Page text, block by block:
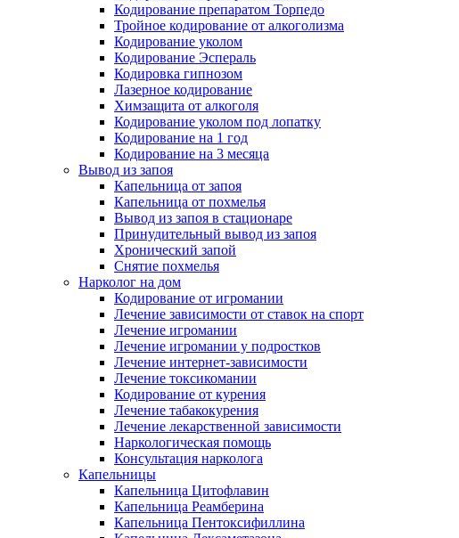
Кодирование препаратом Торпедо
Тройное кодирование от алкоголизма
Кодирование уколом
Кодирование Эспераль
Кодировка гипнозом
Лазерное кодирование
Химзащита от алкоголя
Кодирование уколом под лопатку
Кодирование на 1 год
Кодирование на 3 месяца
Вывод из запоя
Капельница от запоя
Капельница от похмелья
Вывод из запоя в стационаре
Принудительный вывод из запоя
Хронический запой
Снятие похмелья
Нарколог на дом
Кодирование от игромании
Лечение зависимости от ставок на спорт
Лечение игромании
Лечение игромании у подростков
Лечение интернет-зависимости
Лечение токсикомании
Кодирование от курения
Лечение табакокурения
Лечение лекарственной зависимости
Наркологическая помощь
Консультация нарколога
Капельницы
Капельница Цитофлавин
Капельница Реамберина
Капельница Пентоксифиллина